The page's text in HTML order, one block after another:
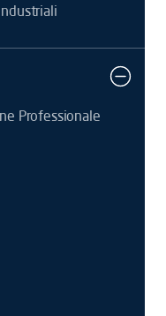
Professionale